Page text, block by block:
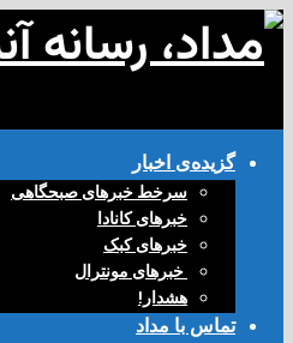
گزیده‌ی‌ اخبار
سرخط خبرهای صبحگاهی
خبرهای کانادا
خبرهای کبک
‌ خبرهای مونترال
هشدار!
تماس با مداد